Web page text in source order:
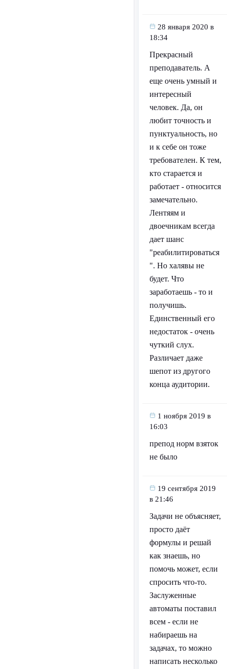
28 января 2020 в
18:34
Прекрасный
преподаватель. А
еще очень умный и
интересный
человек. Да, он
любит точность и
пунктуальность, но
и к себе он тоже
требователен. К тем,
кто старается и
работает - относится
замечательно.
Лентяям и
двоечникам всегда
дает шанс
"реабилитироваться
". Но халявы не
будет. Что
заработаешь - то и
получишь.
Единственный его
недостаток - очень
чуткий слух.
Различает даже
шепот из другого
конца аудитории.
1 ноября 2019 в
16:03
препод норм взяток
не было
19 сентября 2019
в 21:46
Задачи не объясняет,
просто даёт
формулы и решай
как знаешь, но
помочь может, если
спросить что-то.
Заслуженные
автоматы поставил
всем - если не
набираешь на
задачах, то можно
написать несколько